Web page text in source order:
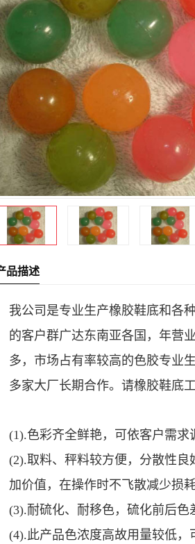
品描述
我公司是专业生产橡胶鞋底和各
的客户群广达东南亚各国，年营
多，市场占有率较高的色胶专业
多家大厂长期合作。请橡胶鞋底
(1).色彩齐全鲜艳，可依客户需求
(2).取料、秤料较方便，分散性
加价值，在操作时不飞散减少损
(3).耐硫化、耐移色，硫化前后
(4).此产品色浓度高故用量较低，